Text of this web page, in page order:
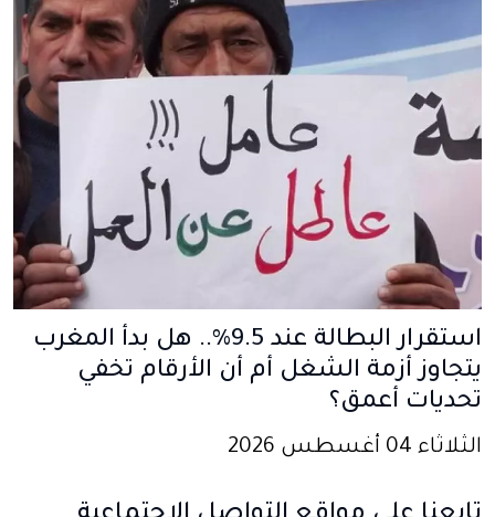
استقرار البطالة عند 9.5%.. هل بدأ المغرب
يتجاوز أزمة الشغل أم أن الأرقام تخفي
تحديات أعمق؟
الثلاثاء 04 أغسطس 2026